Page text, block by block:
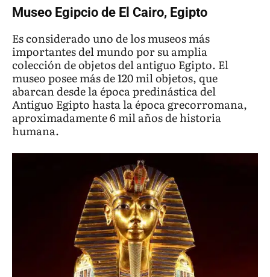
Museo Egipcio de El Cairo, Egipto
Es considerado uno de los museos más
importantes del mundo por su amplia
colección de objetos del antiguo Egipto. El
museo posee más de 120 mil objetos, que
abarcan desde la época predinástica del
Antiguo Egipto hasta la época grecorromana,
aproximadamente 6 mil años de historia
humana.